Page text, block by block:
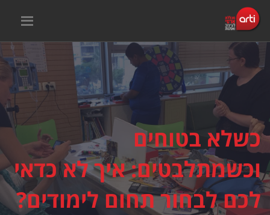
כשלא בטוחים
וכשמתלבטים: איך לא כדאי
לכם לבחור תחום לימודים?